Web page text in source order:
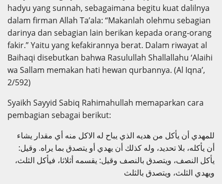
hadyu yang sunnah, sebagaimana begitu kuat dalilnya
dalam firman Allah Ta’ala: “Makanlah olehmu sebagian
darinya dan sebagian lain berikan kepada orang-orang
fakir.” Yaitu yang kefakirannya berat. Dalam riwayat al
Baihaqi disebutkan bahwa Rasulullah Shallallahu ‘Alaihi
wa Sallam memakan hati hewan qurbannya. (Al Iqna’,
2/592)
Syaikh Sayyid Sabiq Rahimahullah memaparkan cara
pembagian sebagai berikut:
للمهدي أن يأكل من هديه الذي يباح له الاكل منه أي مقدار يشاء
أن يأكله، بلا تحديد، وله كذلك أن يهدي أو يتصدق بما يراه. وقيل:
يأكل النصف، ويتصدق بالنصف وقيل: يقسمه أثلاثا، فيأكل الثلث،
ويهدي الثلث، ويتصدق بالثلث